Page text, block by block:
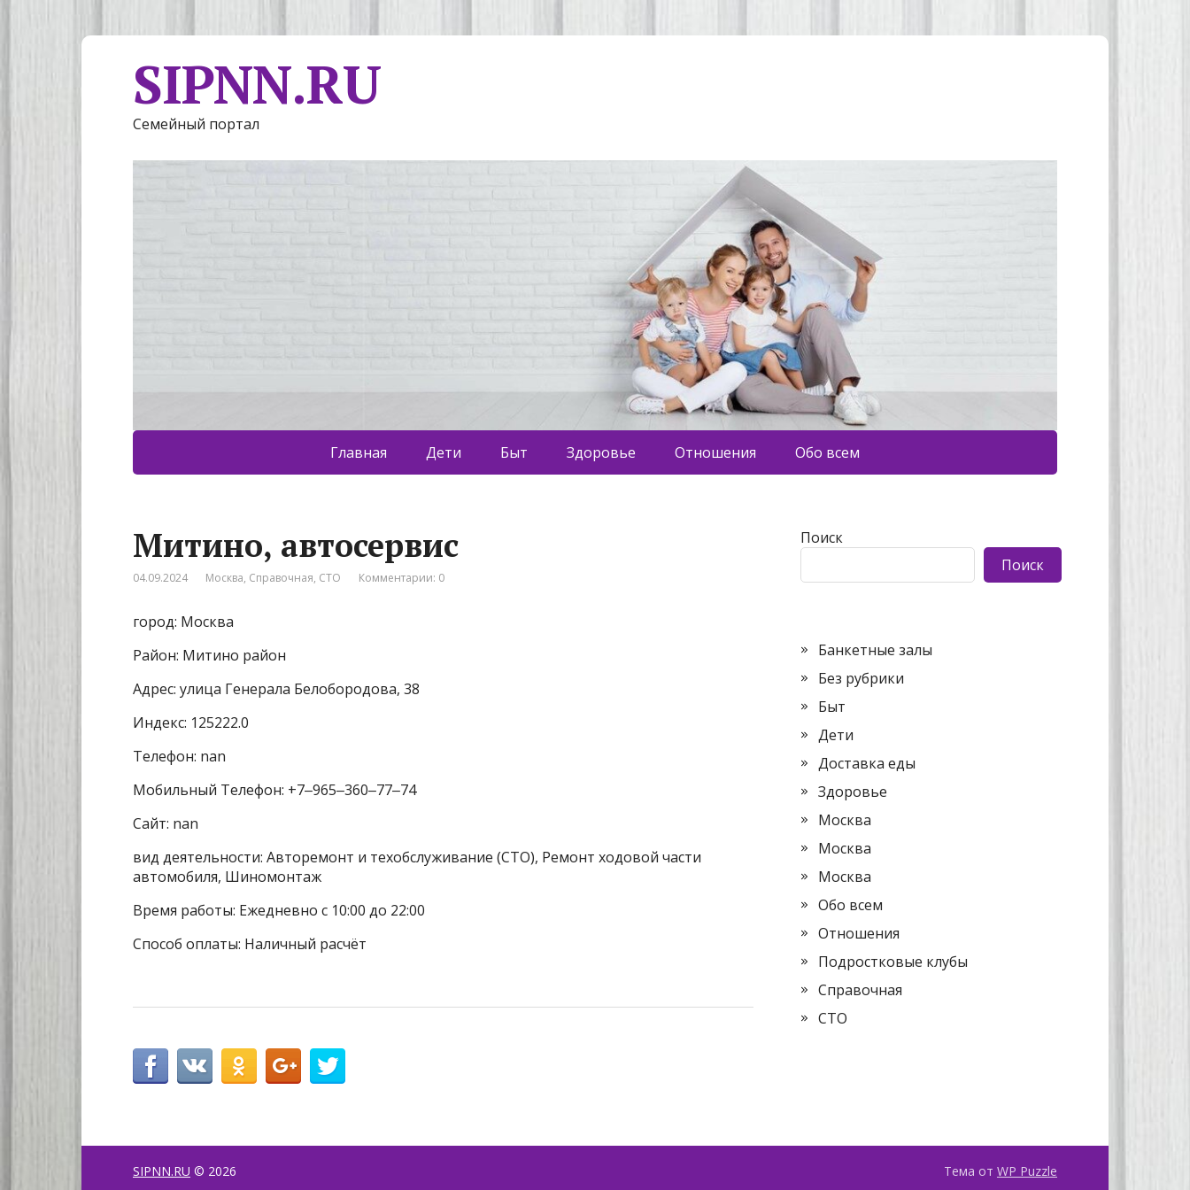
SIPNN.RU
Семейный портал
Главная Дети Быт Здоровье Отношения Обо всем
Митино, автосервис
04.09.2024 Москва, Справочная, СТО Комментарии: 0
город: Москва
Район: Митино район
Адрес: улица Генерала Белобородова, 38
Индекс: 125222.0
Телефон: nan
Мобильный Телефон: +7‒965‒360‒77‒74
Сайт: nan
вид деятельности: Авторемонт и техобслуживание (СТО), Ремонт ходовой части
автомобиля, Шиномонтаж
Время работы: Ежедневно с 10:00 до 22:00
Способ оплаты: Наличный расчёт
Поиск
Поиск
Банкетные залы
Без рубрики
Быт
Дети
Доставка еды
Здоровье
Москва
Москва
Москва
Обо всем
Отношения
Подростковые клубы
Справочная
СТО
SIPNN.RU © 2026 Тема от WP Puzzle